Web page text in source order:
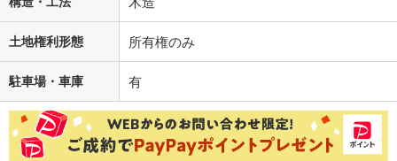
土地権利形態 所有権のみ
駐車場・車庫 有